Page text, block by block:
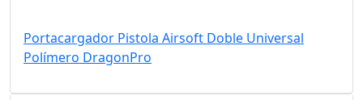
Portacargador Pistola Airsoft Doble Universal
Polímero DragonPro